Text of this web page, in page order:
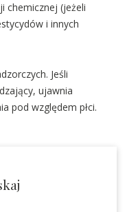
chemicznej (jeżeli
i innych
Jeśli
ujawnia
pod względem płci.